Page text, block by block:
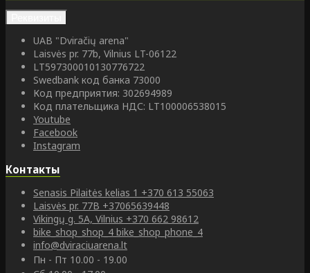
UAB "Dviračių arena"
Laisvės pr. 77b, Vilnius LT-06122
LT597300010130776722
Swedbank код банка 73000
Код предприятия: 302694989
Код плательщика НДС: LT100006538015
Youtube
Facebook
Instagram
Контакты
Senasis Pilaitės kelias 1 +370 613 55063
Laisvės pr. 77B +37065639448
Vikingų g. 5A, Vilnius +370 662 98612
bike_shop_shop_4 bike_shop_phone_4
info@dviraciuarena.lt
Пн - Пт 10.00 - 19.00